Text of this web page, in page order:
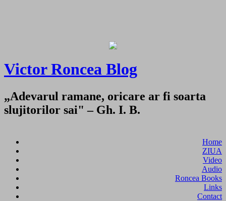
Victor Roncea Blog
„Adevarul ramane, oricare ar fi soarta
slujitorilor sai" – Gh. I. B.
Home
ZIUA
Video
Audio
Roncea Books
Links
Contact